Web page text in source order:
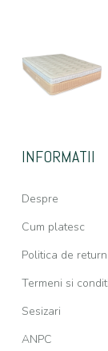
INFORMATII
Despre
Cum platesc
Politica de
Termeni si
Sesizari
ANPC